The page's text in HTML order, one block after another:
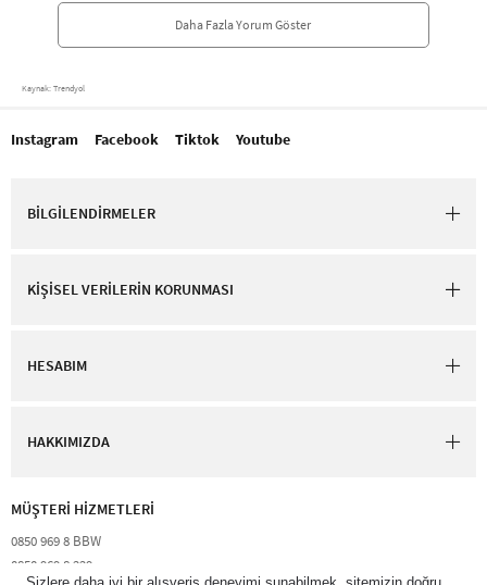
Daha Fazla Yorum Göster
Kaynak: Trendyol
Instagram Facebook Tiktok Youtube
BİLGİLENDİRMELER
KİŞİSEL VERİLERİN KORUNMASI
HESABIM
HAKKIMIZDA
MÜŞTERİ HİZMETLERİ​
0850 969 8 BBW​
0850 969 8 229​​